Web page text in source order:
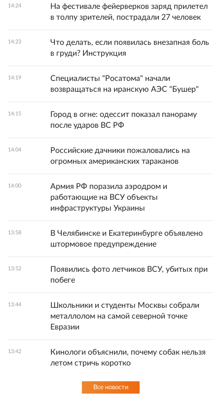
14:24
На фестивале фейерверков заряд прилетел
в толпу зрителей, пострадали 27 человек
14:23
Что делать, если появилась внезапная боль
в груди? Инструкция
14:19
Специалисты "Росатома" начали
возвращаться на иранскую АЭС "Бушер"
14:15
Город в огне: одессит показал панораму
после ударов ВС РФ
14:04
Российские дачники пожаловались на
огромных американских тараканов
14:00
Армия РФ поразила аэродром и
работающие на ВСУ объекты
инфраструктуры Украины
13:58
В Челябинске и Екатеринбурге объявлено
штормовое предупреждение
13:52
Появились фото летчиков ВСУ, убитых при
побеге
13:44
Школьники и студенты Москвы собрали
металлолом на самой северной точке
Евразии
13:42
Кинологи объяснили, почему собак нельзя
летом стричь коротко
Все новости